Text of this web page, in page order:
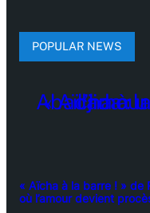
POPULAR NEWS
« Aïcha à la barre ! » de
où l’amour devient